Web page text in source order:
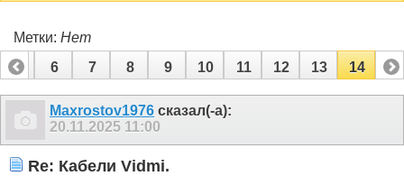
Метки: Нет
5
6 7 8 9 10 11 12 13 14
Maxrostov1976 сказал(-а):
20.11.2025 11:00
Re: Кабели Vidmi.